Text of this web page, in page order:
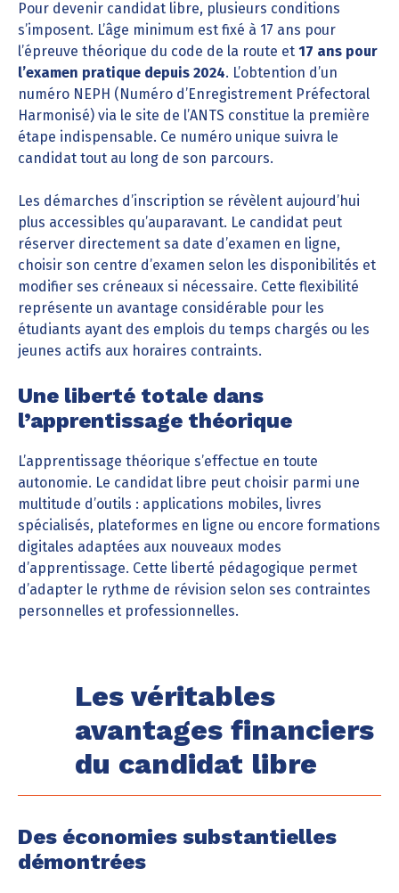
Pour devenir candidat libre, plusieurs conditions
s’imposent. L’âge minimum est fixé à 17 ans pour
l’épreuve théorique du code de la route et 17 ans pour
l’examen pratique depuis 2024. L’obtention d’un
numéro NEPH (Numéro d’Enregistrement Préfectoral
Harmonisé) via le site de l’ANTS constitue la première
étape indispensable. Ce numéro unique suivra le
candidat tout au long de son parcours.
Les démarches d’inscription se révèlent aujourd’hui
plus accessibles qu’auparavant. Le candidat peut
réserver directement sa date d’examen en ligne,
choisir son centre d’examen selon les disponibilités et
modifier ses créneaux si nécessaire. Cette flexibilité
représente un avantage considérable pour les
étudiants ayant des emplois du temps chargés ou les
jeunes actifs aux horaires contraints.
Une liberté totale dans
l’apprentissage théorique
L’apprentissage théorique s’effectue en toute
autonomie. Le candidat libre peut choisir parmi une
multitude d’outils : applications mobiles, livres
spécialisés, plateformes en ligne ou encore formations
digitales adaptées aux nouveaux modes
d’apprentissage. Cette liberté pédagogique permet
d’adapter le rythme de révision selon ses contraintes
personnelles et professionnelles.
Les véritables
avantages financiers
du candidat libre
Des économies substantielles
démontrées